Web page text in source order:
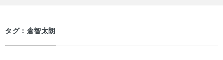
タグ：倉智太朗